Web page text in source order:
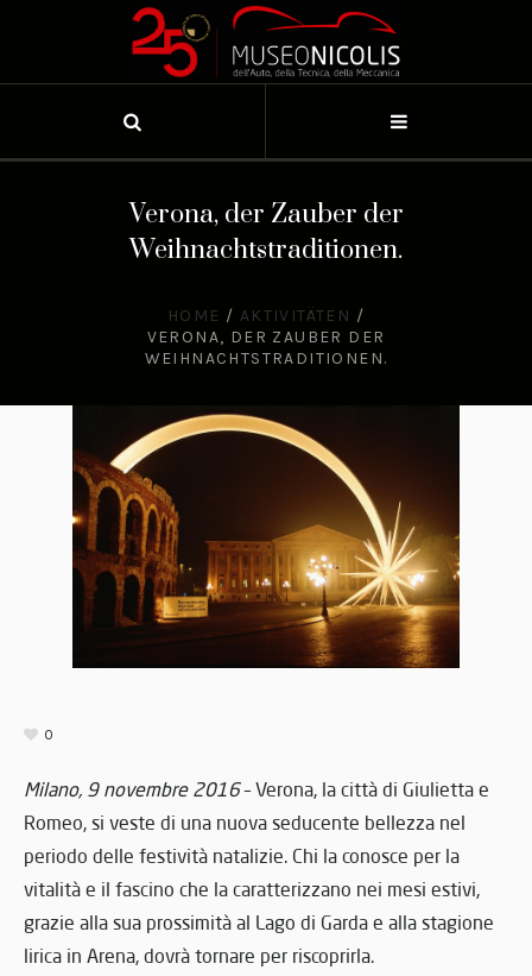
Verona, der Zauber der
Weihnachtstraditionen.
HOME / AKTIVITÄTEN /
VERONA, DER ZAUBER DER
WEIHNACHTSTRADITIONEN.
0
Milano, 9 novembre 2016– Verona, la città di Giulietta e
Romeo, si veste di una nuova seducente bellezza nel
periodo delle festività natalizie. Chi la conosce per la
vitalità e il fascino che la caratterizzano nei mesi estivi,
grazie alla sua prossimità al Lago di Garda e alla stagione
lirica in Arena, dovrà tornare per riscoprirla.